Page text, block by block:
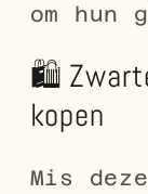
om hun
🛍️
kopen
Mis